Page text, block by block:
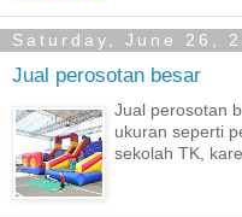
Saturday, June 26,
Jual perosotan besar
Jual perosotan
ukuran seperti
sekolah TK,